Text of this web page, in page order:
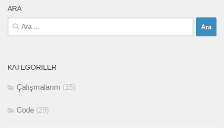
ARA
Arama:
KATEGORILER
Çalışmalarım (15)
Code (29)